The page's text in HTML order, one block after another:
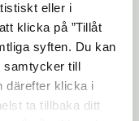
eller i
klicka på ”Tillåt
syften. Du kan
samtycker till
därefter klicka i
ta tillbaka ditt
24 timmar.
– 2
och